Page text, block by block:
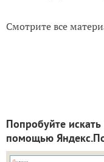
Смотрите все
Попробуйте
помощью